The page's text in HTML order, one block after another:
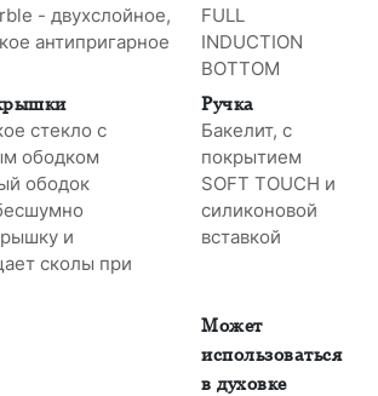
- двухслойное,
антипригарное
FULL
INDUCTION
BOTTOM
Ручка
стекло с
ободком
ободок
и
сколы при
Бакелит, с
покрытием
SOFT TOUCH и
силиконовой
вставкой
Может
использоваться
в духовке